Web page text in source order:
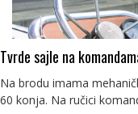
Tvrde sajle na
Na brodu imama
60 konja. Na ručici